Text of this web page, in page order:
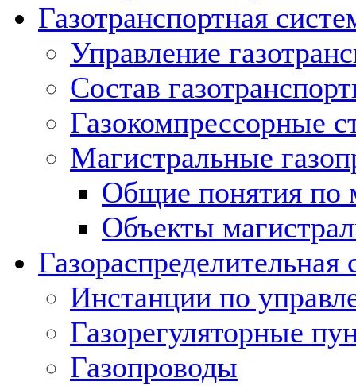
Газотранспортная
Управление
Состав
Газокомпрессорные
Магистральные
Общие понятия по
Объекты
Газораспределительная
Инстанции по
Газорегуляторные
Газопроводы